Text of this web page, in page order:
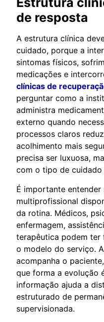
de resposta
A estrutura clínica
cuidado, porque a
sintomas físicos,
medicações e
clínicas de
perguntar como a
administra
externo quando
processos claros
acolhimento mais
precisa ser luxuosa,
com o tipo de
É importante entender
multiprofissional
da rotina. Médicos,
enfermagem,
terapêutica podem ter
o modelo do serviço.
acompanha o
que forma a evolução
informação ajuda a
estruturado de
supervisionada.